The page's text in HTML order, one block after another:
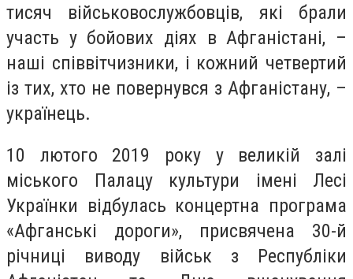
тисяч військовослужбовців, які брали
участь у бойових діях в Афганістані, –
наші співвітчизники, і кожний четвертий
із тих, хто не повернувся з Афганістану, –
українець.
10 лютого 2019 року у великій залі
міського Палацу культури імені Лесі
Українки відбулась концертна програма
«Афганські дороги», присвячена 30-й
річниці виводу військ з Республіки